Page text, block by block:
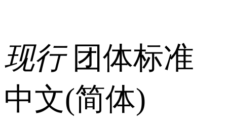
现行 团体标准
中文(简体)